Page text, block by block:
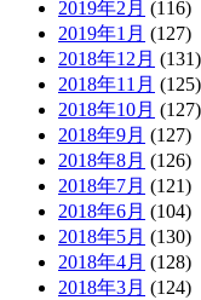
2019年2月 (116)
2019年1月 (127)
2018年12月 (131)
2018年11月 (125)
2018年10月 (127)
2018年9月 (127)
2018年8月 (126)
2018年7月 (121)
2018年6月 (104)
2018年5月 (130)
2018年4月 (128)
2018年3月 (124)